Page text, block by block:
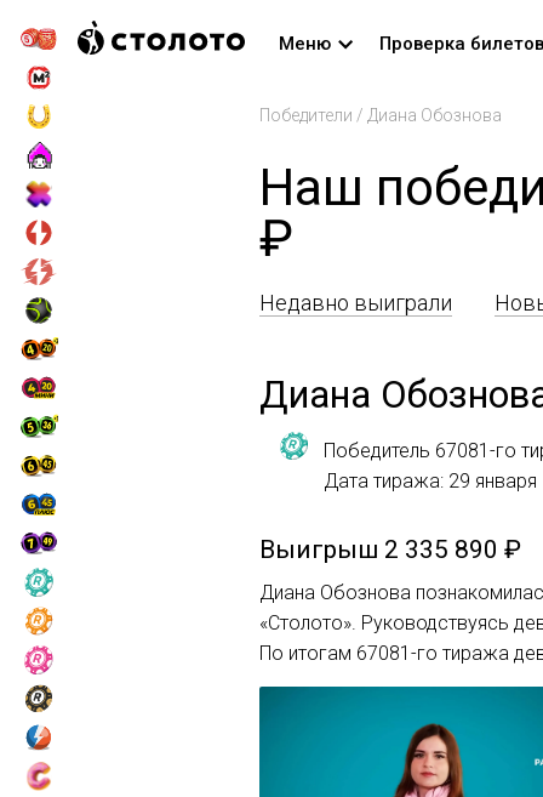
Меню Проверка билетов
Победители / Диана Обознова
Наш
₽
Недавно выиграли
Диана
Победитель 67081-го
Дата тиража: 29 января
Выигрыш 2 335 890 ₽
Диана Обознова
«Столото». Руководствуясь
По итогам 67081-го тиража